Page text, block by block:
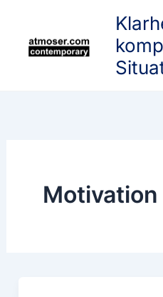
content
Motivation